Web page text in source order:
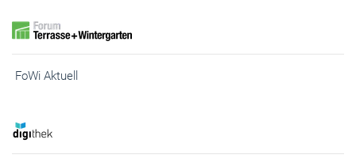
FoWi Aktuell